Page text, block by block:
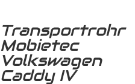
Transportrohr
Mobietec
Volkswagen
Caddy IV